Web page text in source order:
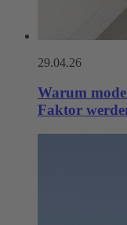
29.04.26
Warum
Faktor